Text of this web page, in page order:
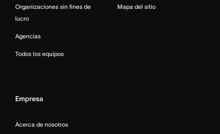
Organizaciones sin fines de
lucro
Agencias
Todos los equipos
Mapa del sitio
Empresa
Acerca de nosotros